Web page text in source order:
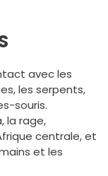
avec les
les serpents,
souris.
la rage,
centrale, et
et les